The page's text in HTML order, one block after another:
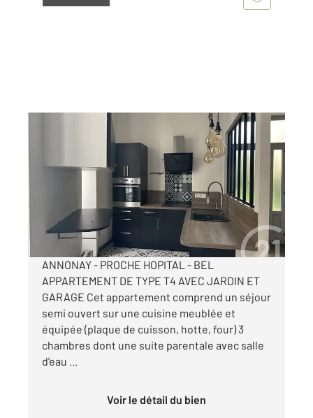
, 4 pièces
Appartement T4 à louer
840 €
par mois charges comprises
ANNONAY - PROCHE HOPITAL - BEL
APPARTEMENT DE TYPE T4 AVEC JARDIN ET
GARAGE Cet appartement comprend un séjour
semi ouvert sur une cuisine meublée et
équipée (plaque de cuisson, hotte, four) 3
chambres dont une suite parentale avec salle
d'eau ...
Voir le détail du bien